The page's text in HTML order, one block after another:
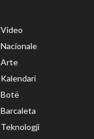
Video
Nacionale
Arte
Kalendari
Botë
Barcaleta
Teknologji